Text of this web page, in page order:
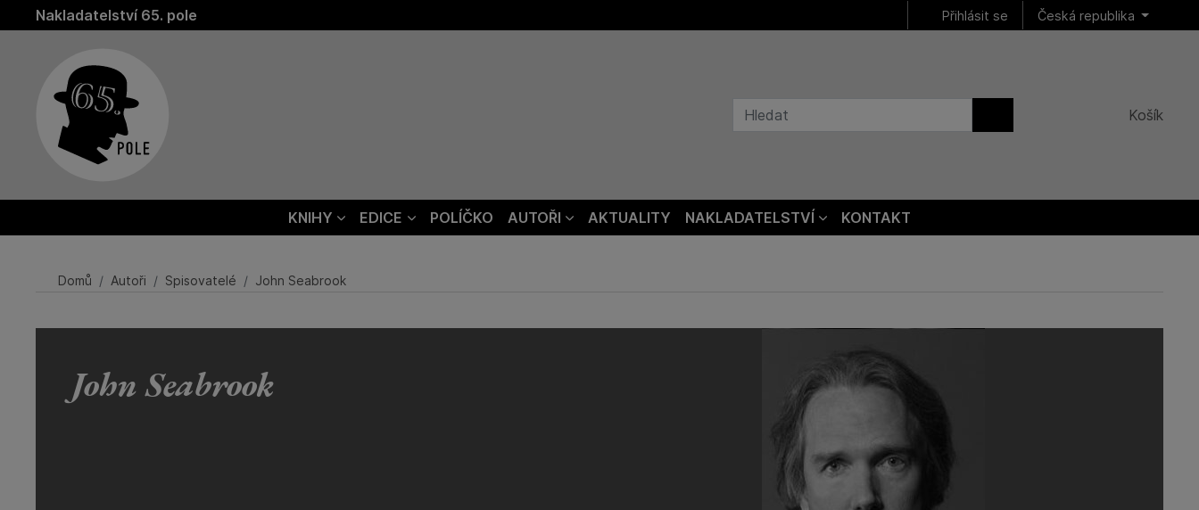
Nakladatelství 65. pole Přihlásit se Česká republika
Košík
KNIHY EDICE POLÍČKO AUTOŘI AKTUALITY NAKLADATELSTVÍ KONTAKT
Domů Autoři Spisovatelé John Seabrook
John Seabrook